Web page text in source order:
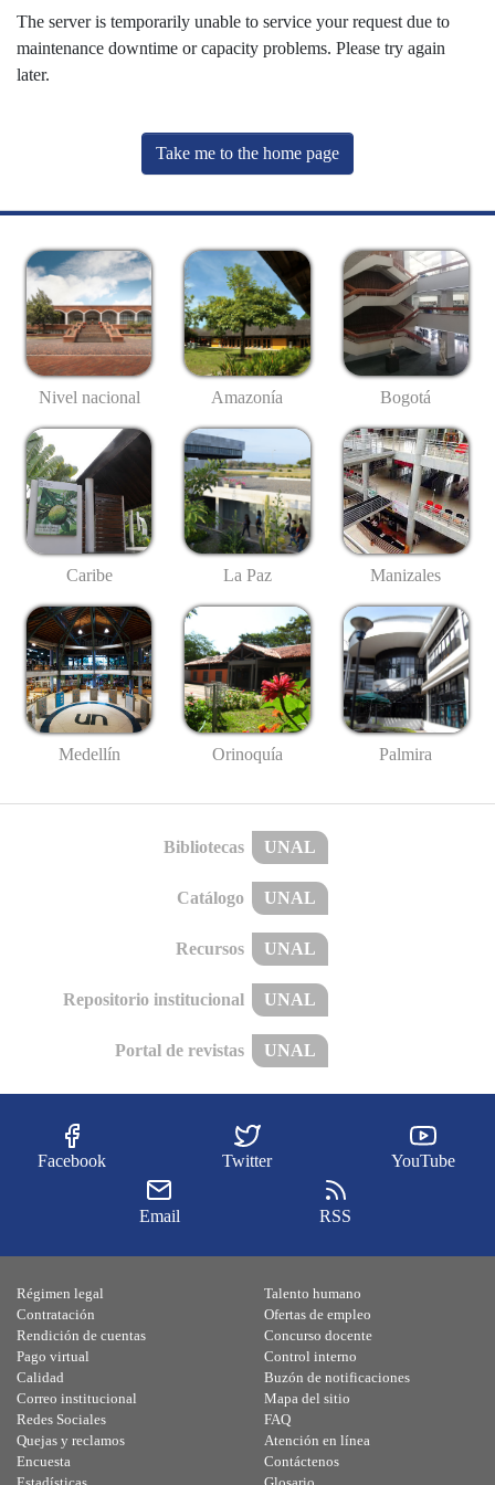
The server is temporarily unable to service your request due to
maintenance downtime or capacity problems. Please try again
later.
Take me to the home page
Nivel nacional Amazonía Bogotá
Caribe La Paz Manizales
Medellín Orinoquía Palmira
Bibliotecas UNAL
Catálogo UNAL
Recursos UNAL
Repositorio institucional UNAL
Portal de revistas UNAL
Facebook Twitter YouTube
Email RSS
Régimen legal
Contratación
Rendición de cuentas
Pago virtual
Calidad
Talento humano
Ofertas de empleo
Concurso docente
Control interno
Buzón de notificaciones
Correo institucional
Redes Sociales
Quejas y reclamos
Encuesta
Mapa del sitio
FAQ
Atención en línea
Contáctenos